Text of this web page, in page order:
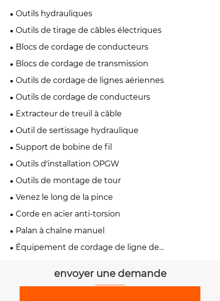
Outils hydrauliques
Outils de tirage de câbles électriques
Blocs de cordage de conducteurs
Blocs de cordage de transmission
Outils de cordage de lignes aériennes
Outils de cordage de conducteurs
Extracteur de treuil à câble
Outil de sertissage hydraulique
Support de bobine de fil
Outils d'installation OPGW
Outils de montage de tour
Venez le long de la pince
Corde en acier anti-torsion
Palan à chaîne manuel
Équipement de cordage de ligne de
envoyer une demande